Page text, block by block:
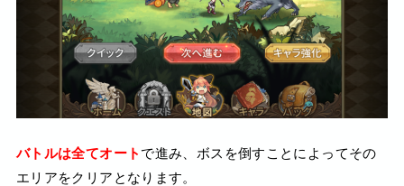
バトルは全てオート で進み、ボスを倒すことによってその
エリアをクリアとなります。